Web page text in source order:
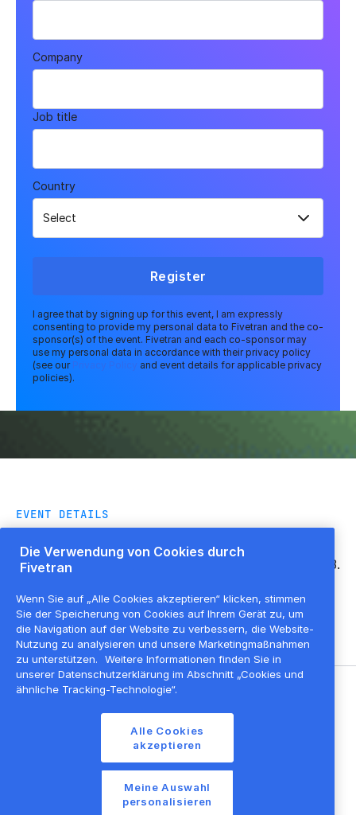
Company
Job title
Country
Register
I agree that by signing up for this event, I am expressly
consenting to provide my personal data to Fivetran and the co-
sponsor(s) of the event. Fivetran and each co-sponsor may
use my personal data in accordance with their privacy policy
(see our Privacy Policy
and event details for applicable privacy
policies).
EVENT DETAILS
Thanks for meeting us at Oslo Big Data Day 2023.
Nutzungsbedingungen der Website
Datenschutzrichtlinie
Cookie-Einstellungen
Die Verwendung von Cookies durch
Fivetran
Wenn Sie auf „Alle Cookies akzeptieren“ klicken, stimmen
Sie der Speicherung von Cookies auf Ihrem Gerät zu, um
die Navigation auf der Website zu verbessern, die Website-
Nutzung zu analysieren und unsere Marketingmaßnahmen
zu unterstützen.
Weitere Informationen finden Sie in
unserer Datenschutzerklärung im Abschnitt „Cookies und
ähnliche Tracking-Technologie“.
Alle Cookies
akzeptieren
Meine Auswahl
personalisieren